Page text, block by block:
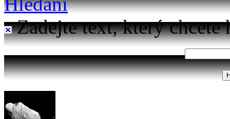
Zadejte text, který chcete